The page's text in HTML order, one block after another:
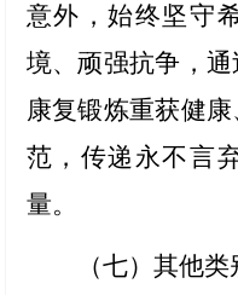
意外，始终坚守
境、顽强抗争，通
康复锻炼重获健
范，传递永不言
量。
（七）其他类